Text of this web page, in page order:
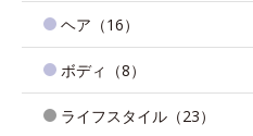
ヘア（16）
ボディ（8）
ライフスタイル（23）